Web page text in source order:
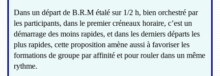
Dans un départ de B.R.M étalé sur 1/2 h, bien orchestré par
les participants, dans le premier créneaux horaire, c’est un
démarrage des moins rapides, et dans les derniers départs les
plus rapides, cette proposition amène aussi à favoriser les
formations de groupe par affinité et pour rouler dans un même
rythme.